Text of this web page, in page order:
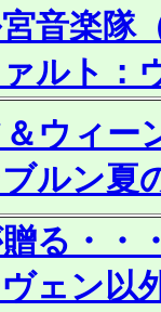
音楽隊
ト：ヴ
ウィー
ルン夏
る・・
ェン以